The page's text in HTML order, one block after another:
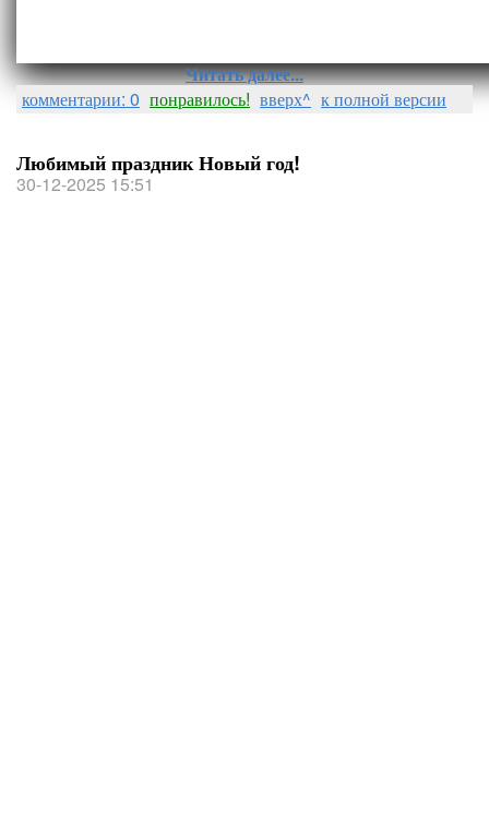
Читать далее...
комментарии: 0 понравилось! вверх^ к полной версии
Любимый праздник Новый год!
30-12-2025 15:51